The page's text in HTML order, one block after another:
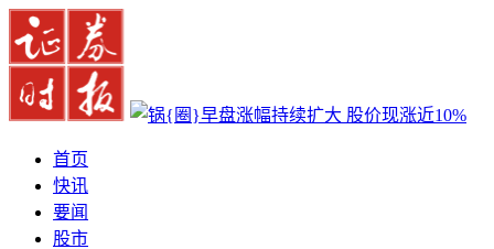
首页
快讯
要闻
股市